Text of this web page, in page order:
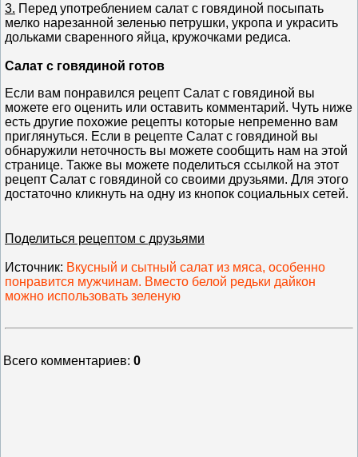
3. Перед употреблением салат с говядиной посыпать
мелко нарезанной зеленью петрушки, укропа и украсить
дольками сваренного яйца, кружочками редиса.
Салат с говядиной готов
Если вам понравился рецепт Салат с говядиной вы
можете его оценить или оставить комментарий. Чуть ниже
есть другие похожие рецепты которые непременно вам
приглянуться. Если в рецепте Салат с говядиной вы
обнаружили неточность вы можете сообщить нам на этой
странице. Также вы можете поделиться ссылкой на этот
рецепт Салат с говядиной со своими друзьями. Для этого
достаточно кликнуть на одну из кнопок социальных сетей.
Поделиться рецептом с друзьями
Источник: Вкусный и сытный салат из мяса, особенно
понравится мужчинам. Вместо белой редьки дайкон
можно использовать зеленую
Всего комментариев: 0